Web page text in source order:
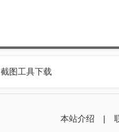
截图工具下载
本站介绍 |